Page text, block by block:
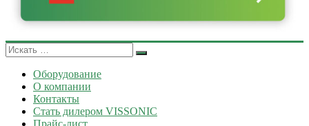
Оборудование
О компании
Контакты
Стать дилером VISSONIC
Прайс-лист